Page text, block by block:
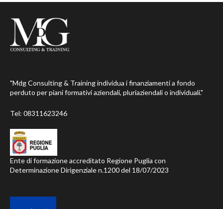
"Mdg Consulting & Training individua i finanziamenti a fondo
perduto per piani formativi aziendali, pluriaziendali o individuali."
Tel: 08311623246
Ente di formazione accreditato Regione Puglia con
Determinazione Dirigenziale n.1200 del 18/07/2023